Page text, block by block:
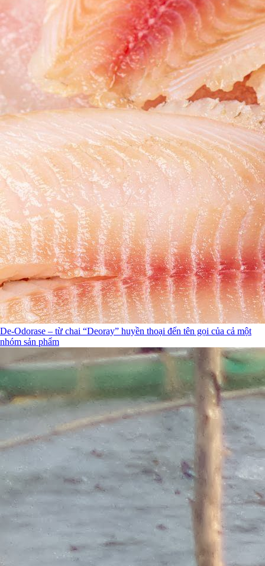
De-Odorase – từ chai “Deoray” huyền thoại đến tên gọi của cả một
nhóm sản phẩm